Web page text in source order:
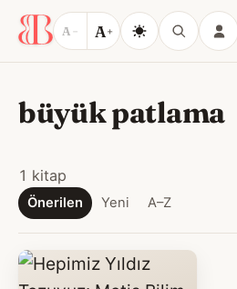
A − A+
büyük patlama
1 kitap
Önerilen Yeni A–Z